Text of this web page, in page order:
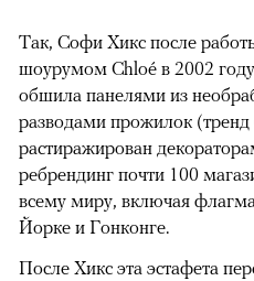
Так, Софи Хикс после
шоурумом Chloé в 2002
обшила панелями из
разводами прожилок
растиражирован
ребрендинг почти 100
всему миру, включая
Йорке и Гонконге.
После Хикс эта эстафета